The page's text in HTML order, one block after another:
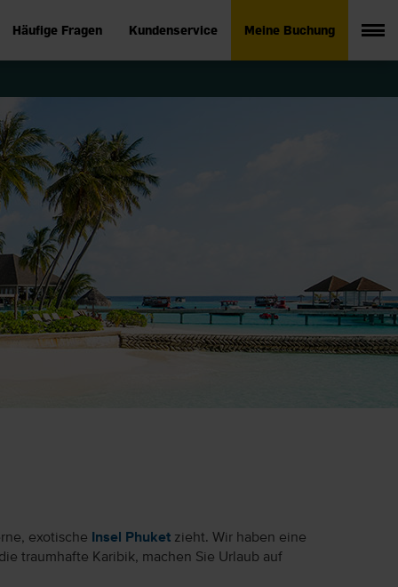
Häufige Fragen Kundenservice Meine Buchung
exotische Insel Phuket zieht. Wir haben eine
traumhafte Karibik, machen Sie Urlaub auf